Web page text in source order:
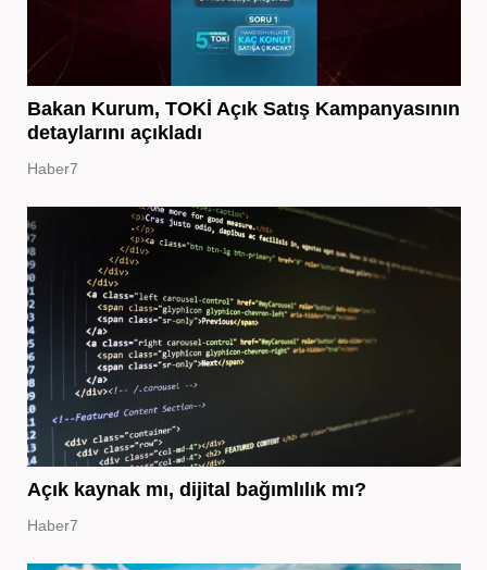
Bakan Kurum, TOKİ Açık Satış Kampanyasının
detaylarını açıkladı
Haber7
Açık kaynak mı, dijital bağımlılık mı?
Haber7